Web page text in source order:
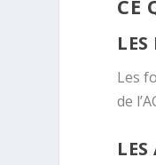
CE
Les
de